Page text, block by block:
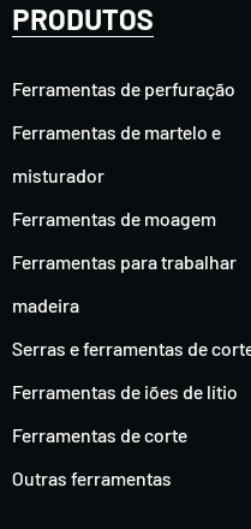
PRODUTOS
Ferramentas de perfuração
Ferramentas de martelo e
misturador
Ferramentas de moagem
Ferramentas para trabalhar
madeira
Serras e ferramentas de
Ferramentas de iões de lítio
Ferramentas de corte
Outras ferramentas